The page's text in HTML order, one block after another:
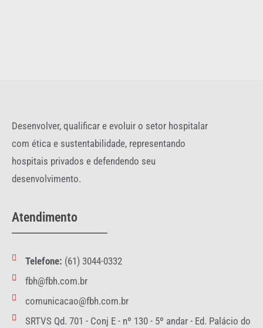
Desenvolver, qualificar e evoluir o setor hospitalar
com ética e sustentabilidade, representando
hospitais privados e defendendo seu
desenvolvimento.
Atendimento
Telefone: (61) 3044-0332
fbh@fbh.com.br
comunicacao@fbh.com.br
SRTVS Qd. 701 - Conj E - nº 130 - 5º andar - Ed. Palácio do